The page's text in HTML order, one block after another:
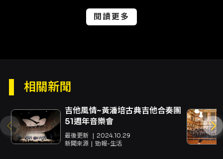
來的新鮮感。對音樂系學生與專業樂手，此演出
可視為示範如何在二重奏設定中尋找個體聲音與
十年中與國際名家合作的發展，並引介當下歐洲
最新的二重奏實踐與場域應用，期許在與臺灣觀
出地點為國家兩廳院演奏廳，整場演出約 2 小時
（含中場／如有），將以專業音響與場域調度呈
現兩把吉他的細節與空間感。無論您是首次走進
吉他音樂會或已熟悉古典、當代曲目，皆可在此
閱讀更多
相關新聞
吉他風情~黃潘培古典吉他合奏團
51週年音樂會
最後更新
2024.10.29
新聞來源
勁報-生活